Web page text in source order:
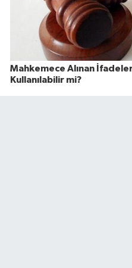
Mahkemece Alınan
Kullanılabilir mi?